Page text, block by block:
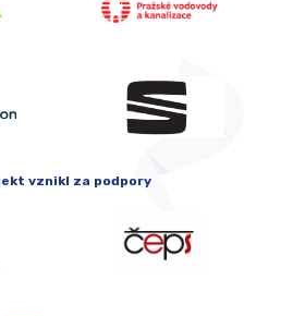
vznikl za podpory